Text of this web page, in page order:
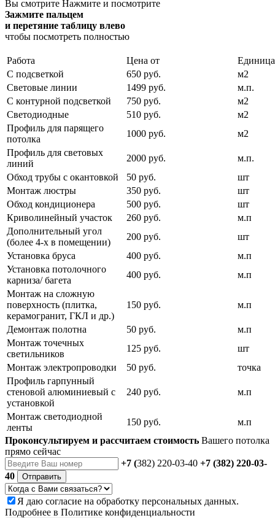
Вы смотрите Нажмите и посмотрите
Зажмите пальцем
и перетяние таблицу влево
чтобы посмотреть полностью
Работа Цена от
С подсветкой
650 руб.
м2
Световые линии
1499 руб.
м.п.
С контурной подсветкой
750 руб.
м2
Светодиодные
510 руб.
м2
Профиль для парящего
потолка
1000 руб.
м2
Профиль для световых
линий
2000 руб.
м.п.
Обход трубы с окантовкой
50 руб.
шт
Монтаж люстры
350 руб.
шт
Обход кондиционера
500 руб.
шт
Криволинейный участок
260 руб.
м.п
Дополнительный угол
(более 4-х в помещении)
200 руб.
шт
Установка бруса
400 руб.
м.п
Установка потолочного
карниза/ багета
400 руб.
м.п
Монтаж на сложную
поверхность (плитка,
керамогранит, ГКЛ и др.)
150 руб. м.п
Демонтаж полотна 50 руб.
м.п
Монтаж точечных
светильников
125 руб.
шт
Монтаж электропроводки
50 руб.
точка
Профиль гарпунный
стеновой алюминиевый с
установкой
240 руб. м.п
Монтаж светодиодной
ленты
150 руб.
м.п
Проконсультируем и рассчитаем стоимость Вашего потолка
прямо сейчас
+7 (382) 220-03-40 +7 (382) 220-03-
40
Отправить
Я даю согласие на обработку персональных данных.
Подробнее в Политике конфиденциальности